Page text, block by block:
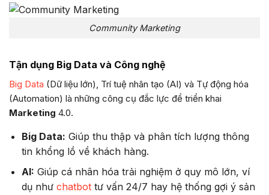
Community Marketing
Tận dụng Big Data và Công nghệ
Big Data (Dữ liệu lớn), Trí tuệ nhân tạo (AI) và Tự động hóa
(Automation) là những công cụ đắc lực để triển khai
Marketing 4.0.
Big Data: Giúp thu thập và phân tích lượng thông
tin khổng lồ về khách hàng.
AI: Giúp cá nhân hóa trải nghiệm ở quy mô lớn, ví
dụ như chatbottư vấn 24/7 hay hệ thống gợi ý sản